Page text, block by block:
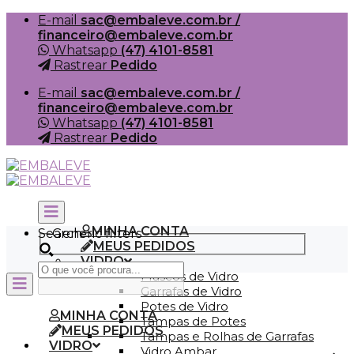
Skip
content
E-mail sac@embaleve.com.br /
financeiro@embaleve.com.br
Whatsapp (47) 4101-8581
Rastrear Pedido
E-mail sac@embaleve.com.br /
financeiro@embaleve.com.br
Whatsapp (47) 4101-8581
Rastrear Pedido
MINHA CONTA
MEUS PEDIDOS
VIDRO
Frascos de Vidro
Garrafas de Vidro
Potes de Vidro
Tampas de Potes
Tampas e Rolhas de Garrafas
Search
Generic filters
MINHA CONTA
MEUS PEDIDOS
VIDRO